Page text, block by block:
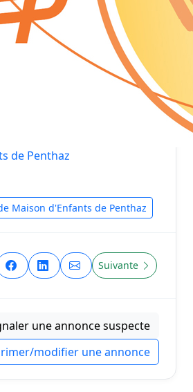
de Penthaz
Maison d'Enfants de Penthaz
Suivante
une annonce suspecte
modifier une annonce